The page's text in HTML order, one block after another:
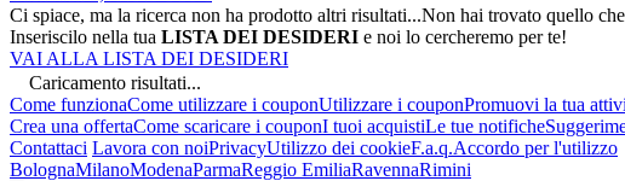
Ci spiace, ma la ricerca non ha prodotto altri risultati...Non hai trovato quello
Inseriscilo nella tua LISTA DEI DESIDERI e noi lo cercheremo per te!
VAI ALLA LISTA DEI DESIDERI
Caricamento risultati...
Come funzionaCome utilizzare i couponUtilizzare i couponPromuovi la tua
Crea una offertaCome scaricare i couponI tuoi acquistiLe tue notifiche
Contattaci Lavora con noiPrivacyUtilizzo dei cookieF.a.q.Accordo per l'utilizzo
BolognaMilanoModenaParmaReggio EmiliaRavennaRimini